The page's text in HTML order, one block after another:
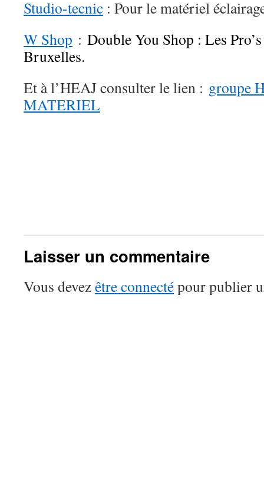
Studio-tecnic : Pour le matériel
W Shop : Double You Shop : Les
Bruxelles.
Et à l’HEAJ consulter le lien : groupe
MATERIEL
Laisser un commentaire
Vous devezêtre connectépour publier